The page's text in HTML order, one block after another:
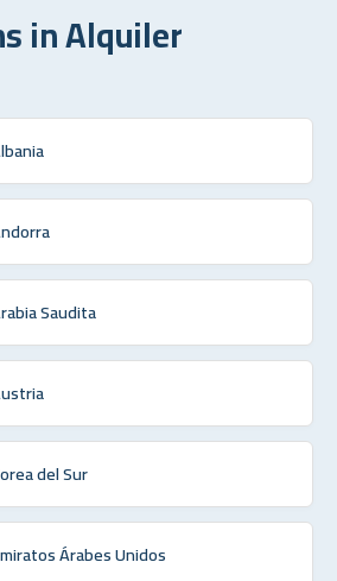
in Alquiler
Saudita
del Sur
Árabes Unidos